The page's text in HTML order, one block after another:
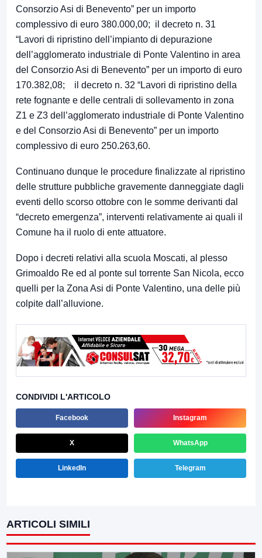
Consorzio Asi di Benevento” per un importo
complessivo di euro 380.000,00; il decreto n. 31
“Lavori di ripristino dell’impianto di depurazione
dell’agglomerato industriale di Ponte Valentino in area
del Consorzio Asi di Benevento” per un importo di euro
170.382,08; il decreto n. 32 “Lavori di ripristino della
rete fognante e delle centrali di sollevamento in zona
Z1 e Z3 dell’agglomerato industriale di Ponte Valentino
e del Consorzio Asi di Benevento” per un importo
complessivo di euro 250.263,60.
Continuano dunque le procedure finalizzate al ripristino
delle strutture pubbliche gravemente danneggiate dagli
eventi dello scorso ottobre con le somme derivanti dal
“decreto emergenza”, interventi relativamente ai quali il
Comune ha il ruolo di ente attuatore.
Dopo i decreti relativi alla scuola Moscati, al plesso
Grimoaldo Re ed al ponte sul torrente San Nicola, ecco
quelli per la Zona Asi di Ponte Valentino, una delle più
colpite dall’alluvione.
CONDIVIDI L'ARTICOLO
Facebook Instagram
X WhatsApp
LinkedIn Telegram
ARTICOLI SIMILI